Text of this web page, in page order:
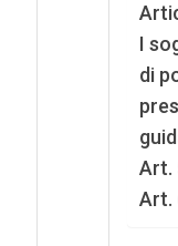
I
di
Art.
Art.